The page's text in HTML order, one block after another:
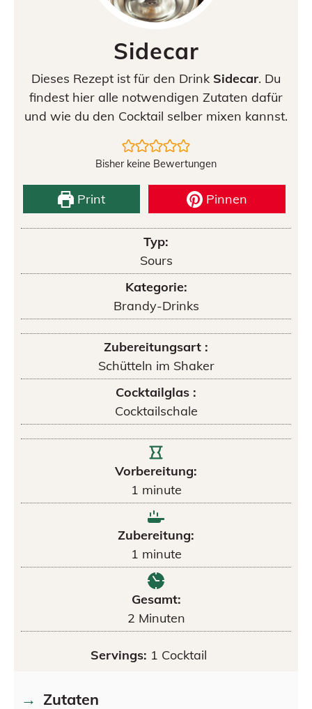
Sidecar
Dieses Rezept ist für den Drink Sidecar. Du
findest hier alle notwendigen Zutaten dafür
und wie du den Cocktail selber mixen kannst.
Bisher keine Bewertungen
Print Pinnen
Typ:
Sours
Kategorie:
Brandy-Drinks
Zubereitungsart :
Schütteln im Shaker
Cocktailglas :
Cocktailschale
Vorbereitung:
1 minute
Zubereitung:
1 minute
Gesamt:
2 Minuten
Servings: 1 Cocktail
Zutaten